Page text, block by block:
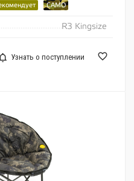
CAMO
R3 Kingsize
Узнать о поступлении